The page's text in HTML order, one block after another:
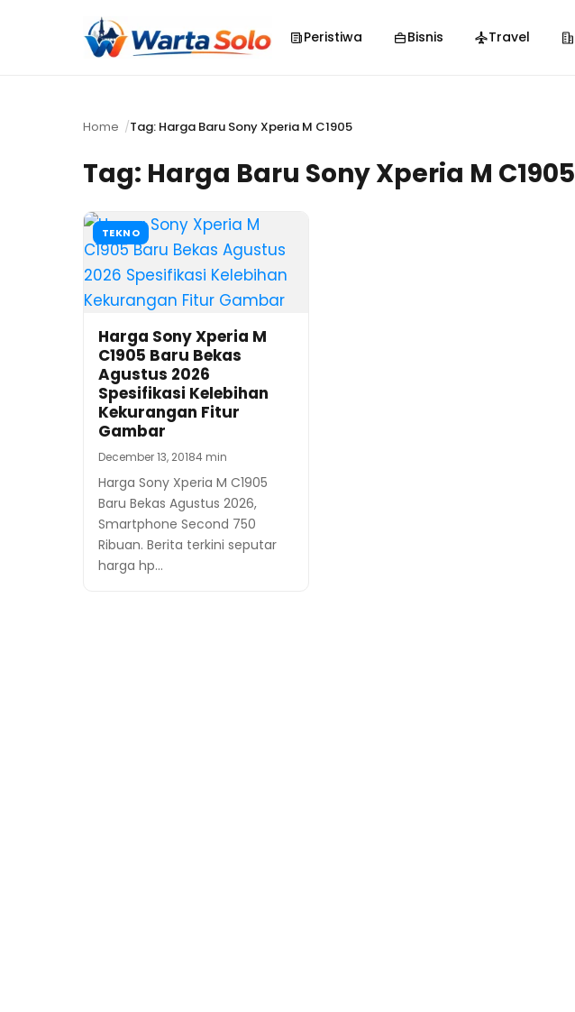
Peristiwa Bisnis Travel
Home Tag: Harga Baru Sony Xperia M C1905
Tag: Harga Baru Sony Xperia M C1905
TEKNO
Harga Sony Xperia M
C1905 Baru Bekas
Agustus 2026
Spesifikasi Kelebihan
Kekurangan Fitur
Gambar
December 13, 20184 min
Harga Sony Xperia M C1905
Baru Bekas Agustus 2026,
Smartphone Second 750
Ribuan. Berita terkini seputar
harga hp…